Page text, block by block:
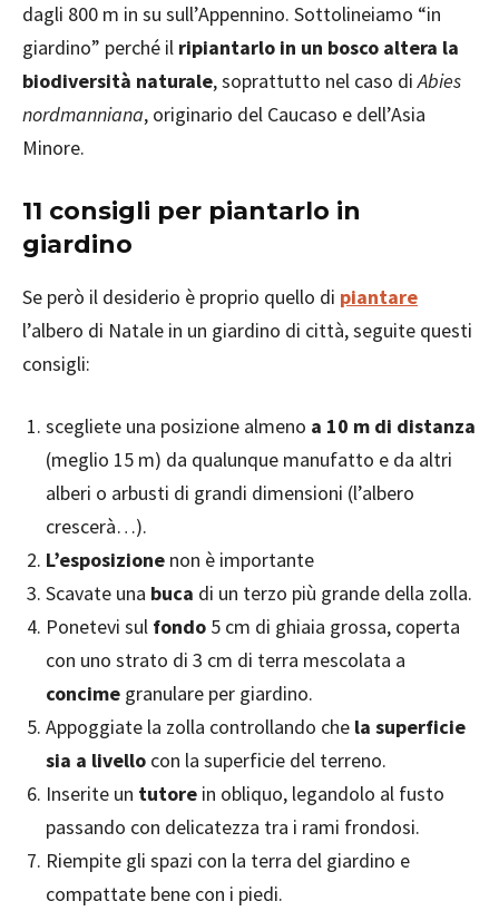
dagli 800 m in su sull’Appennino. Sottolineiamo “in
giardino” perché il ripiantarlo in un bosco altera la
biodiversità naturale, soprattutto nel caso diAbies
nordmanniana, originario del Caucaso e dell’Asia
Minore.
11 consigli per piantarlo in
giardino
Se però il desiderio è proprio quello di piantare
l’albero di Natale in un giardino di città, seguite questi
consigli:
scegliete una posizione almeno a 10 m di distanza
(meglio 15 m) da qualunque manufatto e da altri
alberi o arbusti di grandi dimensioni (l’albero
crescerà…).
L’esposizione non è importante
Scavate una buca di un terzo più grande della zolla.
Ponetevi sul fondo 5 cm di ghiaia grossa, coperta
con uno strato di 3 cm di terra mescolata a
concime granulare per giardino.
Appoggiate la zolla controllando che la superficie
sia a livello con la superficie del terreno.
Inserite un tutore in obliquo, legandolo al fusto
passando con delicatezza tra i rami frondosi.
Riempite gli spazi con la terra del giardino e
compattate bene con i piedi.